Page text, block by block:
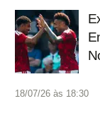
18/07/26 às 18:30